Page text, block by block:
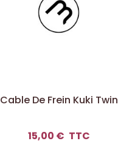
Cable De Frein Kuki Twin
15,00 € TTC